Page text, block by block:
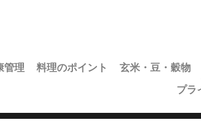
管理 料理のポイント 玄米・豆・穀物
プラ